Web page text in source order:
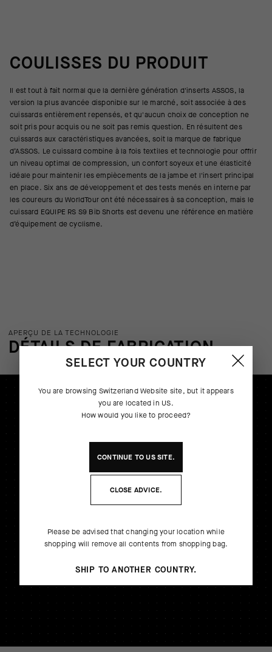
COULISSES DU PRODUIT
Il est tout à fait normal que la dernière génération d'inserts ASSOS, la
version la plus avancée disponible sur le marché, soit associée à des
cuissards entièrement repensés, et qu'aucun choix de conception ne
soit pris pour acquis ou ne soit pas remis question. En résultent des
cuissards aux caractéristiques avancées, soit la marque de fabrique
d’ASSOS. Le cuissard combine à la fois textiles et technologie pour offrir
un niveau optimal de compression, un confort soyeux et une élasticité
idéale pour maintenir les empiècements de la jambe et l'insert principal
en place. Six ans de développement et des tests menés en interne par
les coureurs du WorldTour ont été nécessaires à sa conception, mais le
cuissard EQUIPE RS S9 Bib Shorts est devenu une référence en matière
d’équipement de cyclisme.
APERÇU DE LA TECHNOLOGIE
DÉTAILS DE FABRICATION
SELECT YOUR COUNTRY
You are browsing Switzerland Website site, but it appears
you are located in US.
How would you like to proceed?
CONTINUE TOUSSITE.
CLOSE ADVICE.
Please be advised that changing your location while
shopping will remove all contents from shopping bag.
SHIP TO ANOTHER COUNTRY.